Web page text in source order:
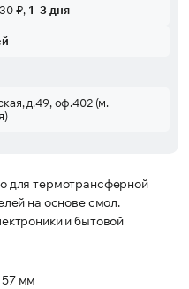
для термотрансферной
на основе смол.
и бытовой
57 мм
₽, 1–3 дня
д.49, оф.402 (м.